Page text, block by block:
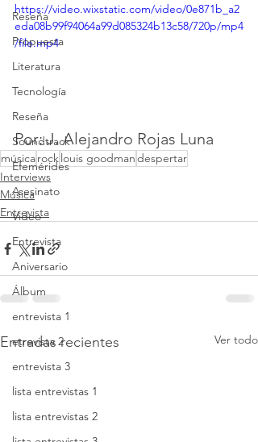
Reseña
Propuesta
Literatura
Tecnología
Reseña
Soundtrack
Efemérides
Asesinato
Video
Entrevista
Aniversario
Álbum
entrevista 1
etrevista 2
entrevista 3
lista entrevistas 1
lista entrevistas 2
https://video.wixstatic.com/video/0e871b_a2
eda08b99f94064a99d085324b13c58/720p/mp4
/file.mp4
Por: J. Alejandro Rojas Luna
músicarock louis goodmandespertar
Interviews
Música
Entrevista
Entradas recientes Ver todo